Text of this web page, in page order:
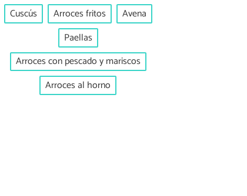
Cuscús Arroces fritos
Avena
Paellas
Arroces con pescado y mariscos
Arroces al horno